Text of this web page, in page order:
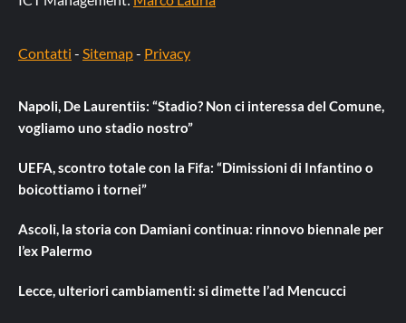
Contatti - Sitemap- Privacy
Napoli, De Laurentiis: “Stadio? Non ci interessa del Comune,
vogliamo uno stadio nostro”
UEFA, scontro totale con la Fifa: “Dimissioni di Infantino o
boicottiamo i tornei”
Ascoli, la storia con Damiani continua: rinnovo biennale per
l’ex Palermo
Lecce, ulteriori cambiamenti: si dimette l’ad Mencucci